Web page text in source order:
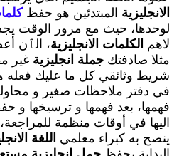
الانجليزية المبتدئين هو حفظ
لوحدها، حيث مع مرور الوقت
لاهم الكلمات الانجليزية، الٱن
مثلا صادفتك جملة انجليزية غير
شريط وثائقي كل ما عليك فعله
في دفتر ملاحظات صغير و
فهمها، بعد فهمها و ترسيخها و
اليها في أوقات منظمة
ينصح به كبراء معلمي اللغة